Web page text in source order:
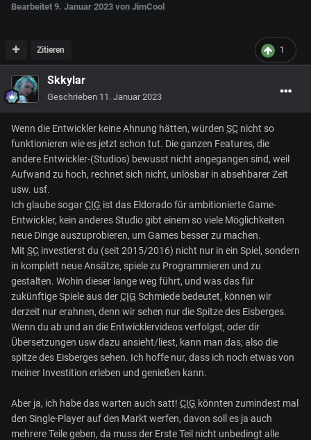
Bearbeitet 9. Januar 2023 von JimCool
1
Zitieren
Skkylar
Geschrieben 11. Januar 2023
Wenn die Entwickler keine Ahnung hätten, würden SC nicht so
funktionieren wie es jetzt schon tut. Die ganzen Features, die
andere Entwickler-(Studios) bewusst nicht angegangen sind, weil
Aufwand zu hoch, rechnet sich nicht, unlösbar in absehbarer Zeit
usw. usf.
Ich glaube sogarCIG ist das Eldorado für ambitionierte Game-
Entwickler, kein anderes Studio gibt einem so viele Möglichkeiten
neue Dinge auszuprobieren, um Games besser zu machen.
Mit SC investierst du (seit 2015/2016) nicht nur in ein Spiel, sondern
in komplett neue Ansätze, spiele zu Programmieren und zu
gestalten. Wohin dieser lange weg führt, und was das für
zukünftige Spiele aus derCIG Schmiede bedeutet, können wir
derzeit nur erahnen, denn wir sehen nur die Spitze des Eisberges.
Wenn du ab und an die Entwicklervideos verfolgst, oder dir
Übersetzungen usw dazu ansieht/liest, kann man das; also die
spitze des Eisberges sehen. Ich hoffe nur, dass ich noch etwas von
meiner Investition erleben und genießen kann.
Aber ja, ich habe das warten auch satt! CIG könnten zumindest mal
den Single-Player auf den Markt werfen, davon soll es ja auch
mehrere Teile geben, da muss der Erste Teil nicht unbedingt alle